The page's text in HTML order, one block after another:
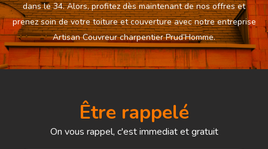
dans le 34. Alors, profitez dès maintenant de nos offres et
prenez soin de votre toiture et couverture avec notre entreprise
Artisan Couvreur charpentier Prud’Homme.
Être rappelé
On vous rappel, c'est immediat et gratuit